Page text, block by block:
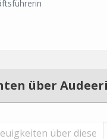
über